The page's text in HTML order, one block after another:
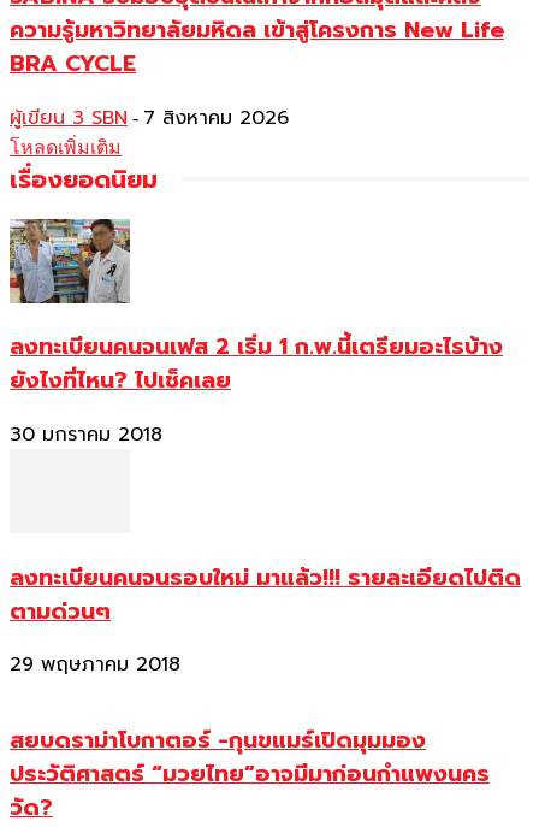
ความรู้มหาวิทยาลัยมหิดล เข้าสู่โครงการ New Life
BRA CYCLE
ผู้เขียน 3 SBN - 7 สิงหาคม 2026
โหลดเพิ่มเติม
เรื่องยอดนิยม
ลงทะเบียนคนจนเฟส 2 เริ่ม 1 ก.พ.นี้เตรียมอะไรบ้าง
ยังไงที่ไหน? ไปเช็คเลย
30 มกราคม 2018
ลงทะเบียนคนจนรอบใหม่ มาแล้ว!!! รายละเอียดไปติด
ตามด่วนๆ
29 พฤษภาคม 2018
สยบดราม่าโบกาตอร์ -กุนขแมร์เปิดมุมมอง
ประวัติศาสตร์ “มวยไทย”อาจมีมาก่อนกำแพงนคร
วัด?